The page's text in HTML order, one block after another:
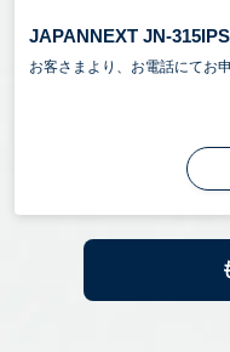
JAPANNEXT JN-
お客さまより、お電話にてお